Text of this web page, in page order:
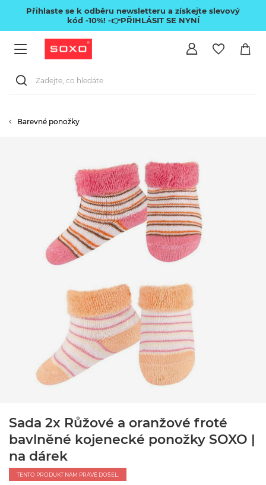
Přihlaste se k odběru newsletteru a získejte slevový
kód -10%! -👉PŘIHLÁSIT SE NYNÍ
Barevné ponožky
Sada 2x Růžové a oranžové froté
bavlněné kojenecké ponožky SOXO |
na dárek
TENTO PRODUKT NÁM PRÁVĚ DOŠEL.